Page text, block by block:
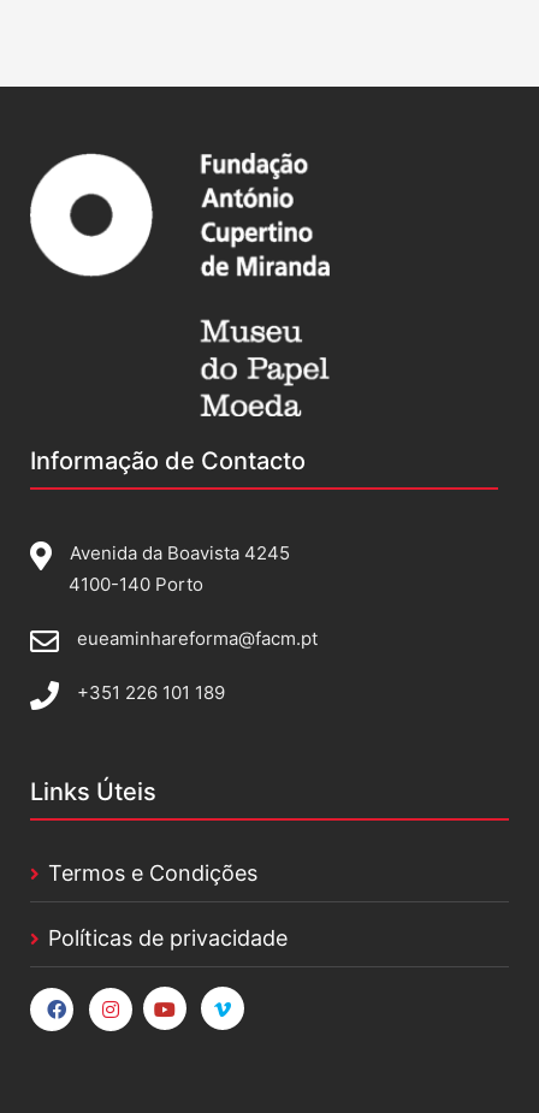
Informação de Contacto
Avenida da Boavista 4245
4100-140 Porto
eueaminhareforma@facm.pt
+351 226 101 189
Links Úteis
Termos e Condições
Políticas de privacidade